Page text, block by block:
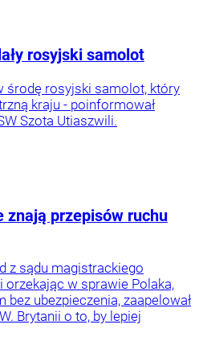
rosyjski samolot
środę rosyjski samolot, który
kraju - poinformował
Szota Utiaszwili.
znają przepisów ruchu
z sądu magistrackiego
w sprawie Polaka,
bez ubezpieczenia, zaapelował
Brytanii o to, by lepiej